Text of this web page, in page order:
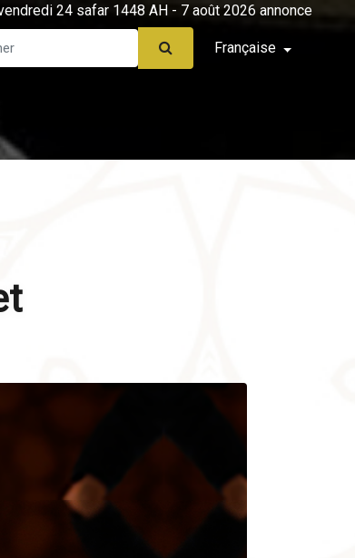
24 safar 1448 AH - 7 août 2026 annonce
Française